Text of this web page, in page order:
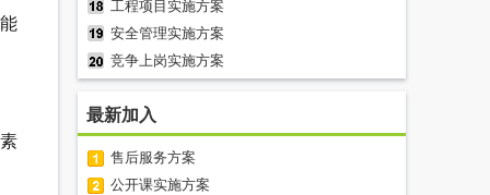
工程项目实施方案
安全管理实施方案
竞争上岗实施方案
最新加入
售后服务方案
公开课实施方案